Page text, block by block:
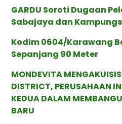
GARDU Soroti Dugaan
Sabajaya dan
Kodim 0604/Karawang
Sepanjang 90 Meter
MONDEVITA
DISTRICT, PERUSAHAAN
KEDUA DALAM
BARU